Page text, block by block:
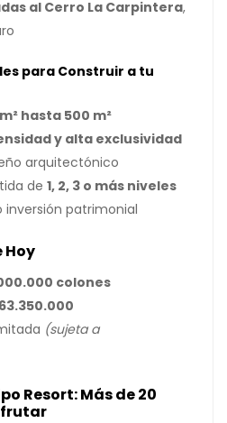
al Cerro La Carpintera,
para Construir a tu
hasta 500 m²
y alta exclusividad
arquitectónico
de 1, 2, 3 o más niveles
inversión patrimonial
Hoy
colones
(sujeta a
Resort: Más de 20